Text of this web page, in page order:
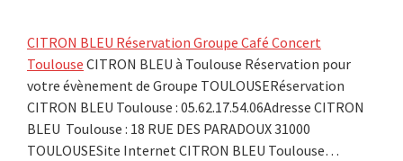
CITRON BLEU Réservation Groupe Café Concert
Toulouse CITRON BLEU à Toulouse Réservation pour
votre évènement de Groupe TOULOUSERéservation
CITRON BLEU Toulouse : 05.62.17.54.06Adresse CITRON
BLEU Toulouse : 18 RUE DES PARADOUX 31000
TOULOUSESite Internet CITRON BLEU Toulouse…